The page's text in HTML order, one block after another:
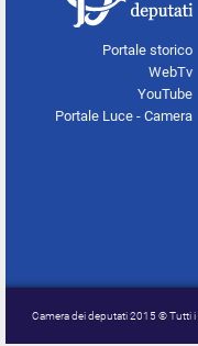
Portale storico
WebTv
YouTube
Portale Luce - Camera
Camera dei deputati 2015 © Tutti i